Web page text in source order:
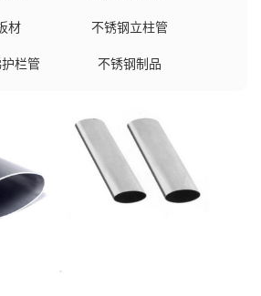
材
不锈钢立柱管
栏管
不锈钢制品